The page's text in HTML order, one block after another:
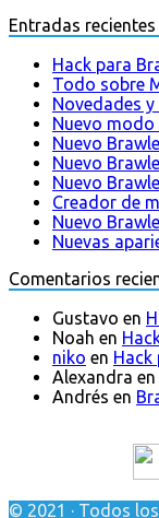
Entradas recientes
Hack para
Todo sobre
Novedades
Nuevo modo
Nuevo
Nuevo
Nuevo
Creador de
Nuevo
Nuevas
Comentarios
Gustavo en
Noah en
niko en Hack
Alexandra en
Andrés en
© 2021 · Todos